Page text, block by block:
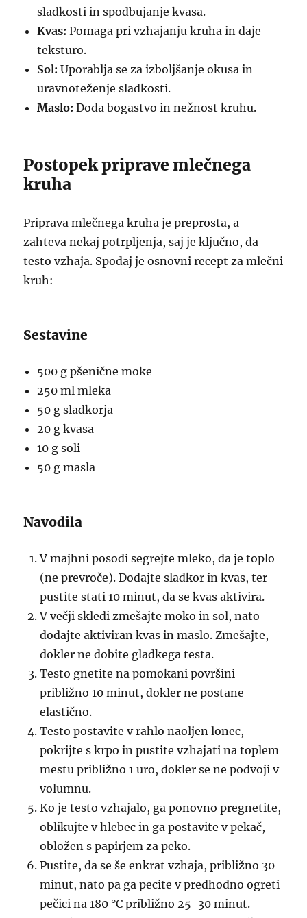
sladkosti in spodbujanje kvasa.
Kvas: Pomaga pri vzhajanju kruha in daje
teksturo.
Sol: Uporablja se za izboljšanje okusa in
uravnoteženje sladkosti.
Maslo: Doda bogastvo in nežnost kruhu.
Postopek priprave mlečnega
kruha
Priprava mlečnega kruha je preprosta, a
zahteva nekaj potrpljenja, saj je ključno, da
testo vzhaja. Spodaj je osnovni recept za mlečni
kruh:
Sestavine
500 g pšenične moke
250 ml mleka
50 g sladkorja
20 g kvasa
10 g soli
50 g masla
Navodila
V majhni posodi segrejte mleko, da je toplo
(ne prevroče). Dodajte sladkor in kvas, ter
pustite stati 10 minut, da se kvas aktivira.
V večji skledi zmešajte moko in sol, nato
dodajte aktiviran kvas in maslo. Zmešajte,
dokler ne dobite gladkega testa.
Testo gnetite na pomokani površini
približno 10 minut, dokler ne postane
elastično.
Testo postavite v rahlo naoljen lonec,
pokrijte s krpo in pustite vzhajati na toplem
mestu približno 1 uro, dokler se ne podvoji v
volumnu.
Ko je testo vzhajalo, ga ponovno pregnetite,
oblikujte v hlebec in ga postavite v pekač,
obložen s papirjem za peko.
Pustite, da se še enkrat vzhaja, približno 30
minut, nato pa ga pecite v predhodno ogreti
pečici na 180 °C približno 25-30 minut.